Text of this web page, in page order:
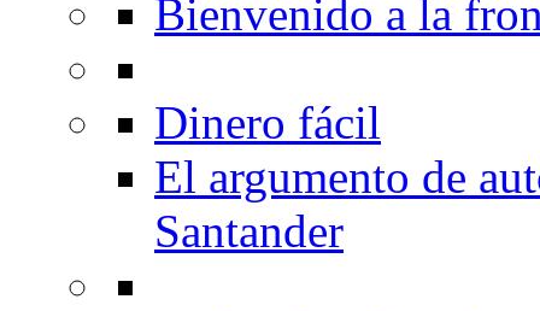
Bienvenido a la
Dinero fácil
El argumento de
Santander